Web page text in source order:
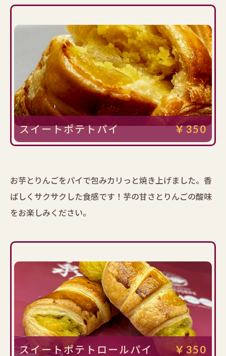
スイートポテトパイ ￥350
お芋とりんごをパイで包みカリっと焼き上げました。香
ばしくサクサクした食感です！芋の甘さとりんごの酸味
をお楽しみください。
スイートポテトロールパイ ￥350